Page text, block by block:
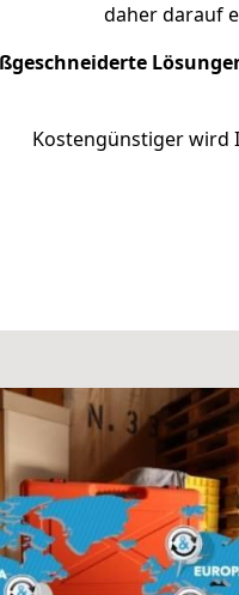
daher darauf
Kostengünstiger wird